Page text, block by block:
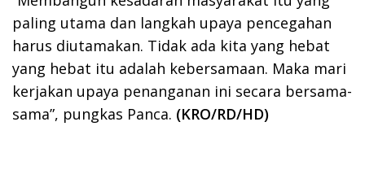
paling utama dan langkah upaya pencegahan
harus diutamakan. Tidak ada kita yang hebat
yang hebat itu adalah kebersamaan. Maka mari
kerjakan upaya penanganan ini secara bersama-
sama”, pungkas Panca. (KRO/RD/HD)